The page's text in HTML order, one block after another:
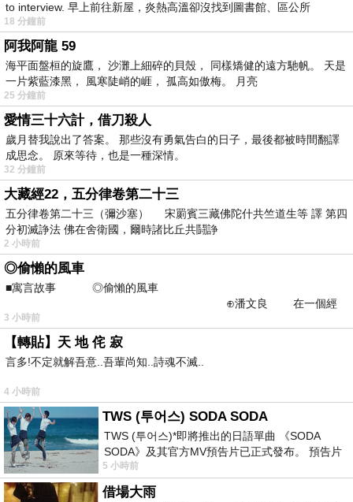
to interview. 早上前往新屋，炎熱高溫卻沒找到圖書館、區公所
18 分鐘前
阿我阿龍 59
海平面盤桓的旋鷹， 沙灘上細碎的貝殼， 同樣矯健的遠方馳帆。 天是
一片紫藍漆黑， 風寒陡峭的崕， 孤高如傲梅。 月亮
25 分鐘前
愛情三十六計，借刀殺人
歲月替我說出了答案。 那些沒有勇氣告白的日子，最後都被時間翻譯
成思念。 原來等待，也是一種深情。
32 分鐘前
大藏經22，五分律卷第二十三
五分律卷第二十三（彌沙塞） 宋罽賓三藏佛陀什共竺道生等 譯 第四
分初滅諍法 佛在舍衛國，爾時諸比丘共鬪諍
2 小時前
◎偷懶的風車
■寓言故事 ◎偷懶的風車
⊕潘文良 在一個經
常颳風的山丘上—&m
3 小時前
【轉貼】天 地 侘 寂
言多!不定就解吾意..吾輩尚知..詩魂不滅..
4 小時前
TWS (투어스) SODA SODA
TWS (투어스)*即將推出的日語單曲 《SODA
SODA》及其官方MV預告片已正式發布。 預告片
一經發布， 就引發了粉絲們對這次夏季回
5 小時前
借場大雨